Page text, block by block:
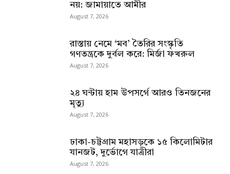
নয়: জামায়াতে আমীর
August 7, 2026
রাস্তায় নেমে ‘মব’ তৈরির সংস্কৃতি
গণতন্ত্রকে দুর্বল করে: মির্জা ফখরুল
August 7, 2026
২৪ ঘন্টায় হাম উপসর্গে আরও তিনজনের
মৃত্যু
August 7, 2026
ঢাকা-চট্টগ্রাম মহাসড়কে ১৫ কিলোমিটার
যানজট, দুর্ভোগে যাত্রীরা
August 7, 2026